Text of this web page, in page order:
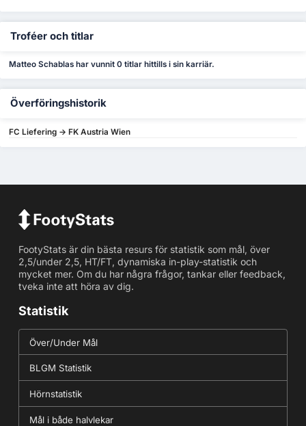
Troféer och titlar
Matteo Schablas har vunnit 0 titlar hittills i sin karriär.
Överföringshistorik
FC Liefering -> FK Austria Wien
FootyStats är din bästa resurs för statistik som mål, över
2,5/under 2,5, HT/FT, dynamiska in-play-statistik och
mycket mer. Om du har några frågor, tankar eller feedback,
tveka inte att höra av dig.
Statistik
Över/Under Mål
BLGM Statistik
Hörnstatistik
Mål i både halvlekar